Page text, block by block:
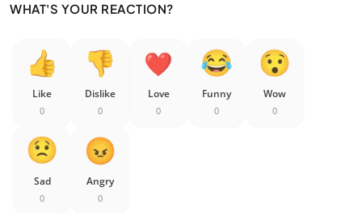
WHAT'S YOUR REACTION?
Like
0
Dislike
0
Love
0
Funny
0
Wow
0
Sad
0
Angry
0